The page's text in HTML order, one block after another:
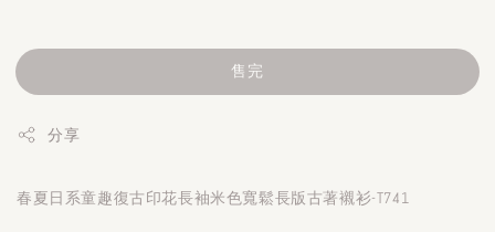
售完
分享
春夏日系童趣復古印花長袖米色寬鬆長版古著襯衫-T741